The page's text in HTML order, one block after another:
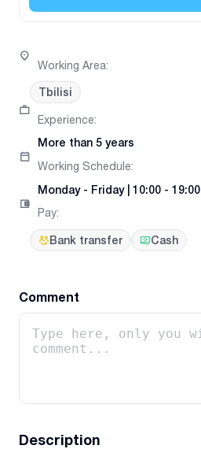
Working Area:
Tbilisi
Experience:
More than 5 years
Working Schedule:
Monday- Friday| 10:00 - 19:00
Pay:
Bank transfer Cash
Comment
Description